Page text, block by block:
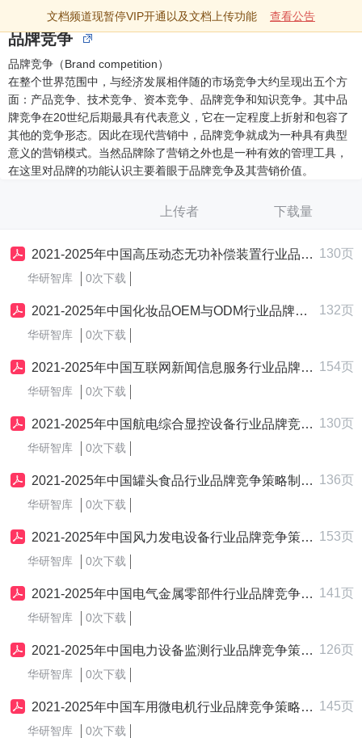
文档频道现暂停VIP开通以及文档上传功能 查看公告
品牌竞争
品牌竞争（Brand competition）
在整个世界范围中，与经济发展相伴随的市场竞争大约呈现出五个方
面：产品竞争、技术竞争、资本竞争、品牌竞争和知识竞争。其中品
牌竞争在20世纪后期最具有代表意义，它在一定程度上折射和包容了
其他的竞争形态。因此在现代营销中，品牌竞争就成为一种具有典型
意义的营销模式。当然品牌除了营销之外也是一种有效的管理工具，
在这里对品牌的功能认识主要着眼于品牌竞争及其营销价值。
上传者 下载量
2021-2025年中国高压动态无功补偿装置行业品牌竞争策略制定与实施研究报告 130页
华研智库 0次下载
2021-2025年中国化妆品OEM与ODM行业品牌竞争策略制定与实施研究报告 132页
华研智库 0次下载
2021-2025年中国互联网新闻信息服务行业品牌竞争策略制定与实施研究报告 154页
华研智库 0次下载
2021-2025年中国航电综合显控设备行业品牌竞争策略制定与实施研究报告 130页
华研智库 0次下载
2021-2025年中国罐头食品行业品牌竞争策略制定与实施研究报告 136页
华研智库 0次下载
2021-2025年中国风力发电设备行业品牌竞争策略制定与实施研究报告 153页
华研智库 0次下载
2021-2025年中国电气金属零部件行业品牌竞争策略制定与实施研究报告 141页
华研智库 0次下载
2021-2025年中国电力设备监测行业品牌竞争策略制定与实施研究报告 126页
华研智库 0次下载
2021-2025年中国车用微电机行业品牌竞争策略制定与实施研究报告 145页
华研智库 0次下载